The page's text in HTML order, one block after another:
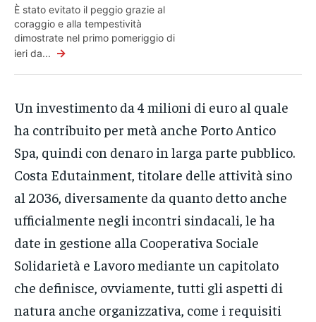
È stato evitato il peggio grazie al
coraggio e alla tempestività
dimostrate nel primo pomeriggio di
ieri da... →
Un investimento da 4 milioni di euro al quale
ha contribuito per metà anche Porto Antico
Spa, quindi con denaro in larga parte pubblico.
Costa Edutainment, titolare delle attività sino
al 2036, diversamente da quanto detto anche
ufficialmente negli incontri sindacali, le ha
date in gestione alla Cooperativa Sociale
Solidarietà e Lavoro mediante un capitolato
che definisce, ovviamente, tutti gli aspetti di
natura anche organizzativa, come i requisiti